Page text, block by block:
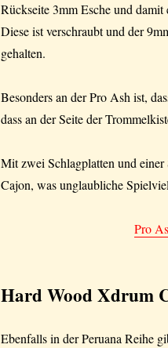
Rückseite 3mm Esche und
Diese ist verschraubt und der
gehalten.
Besonders an der Pro Ash ist,
dass an der Seite der
Mit zwei Schlagplatten und
Cajon, was unglaubliche
Pro
Hard WoodXdrum
Ebenfalls in der Peruana Reihe